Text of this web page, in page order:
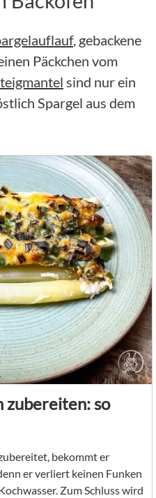
, gebackene
Päckchen vom
sind nur ein
Spargel aus dem
zubereiten: so
bekommt er
er verliert keinen Funken
Zum Schluss wird